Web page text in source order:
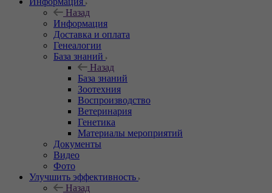
Назад
Информация
Доставка и оплата
Генеалогии
База знаний
Назад
База знаний
Зоотехния
Воспроизводство
Ветеринария
Генетика
Материалы мероприятий
Документы
Видео
Фото
Улучшить эффективность
Назад